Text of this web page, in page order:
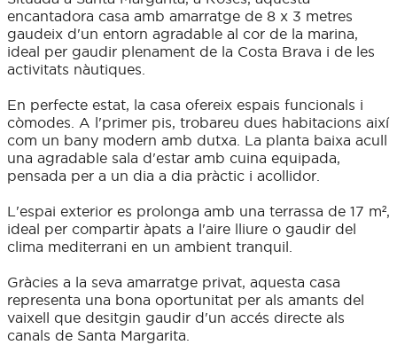
encantadora casa amb amarratge de 8 x 3 metres
gaudeix d'un entorn agradable al cor de la marina,
ideal per gaudir plenament de la Costa Brava i de les
activitats nàutiques.
En perfecte estat, la casa ofereix espais funcionals i
còmodes. A l'primer pis, trobareu dues habitacions així
com un bany modern amb dutxa. La planta baixa acull
una agradable sala d'estar amb cuina equipada,
pensada per a un dia a dia pràctic i acollidor.
L'espai exterior es prolonga amb una terrassa de 17 m²,
ideal per compartir àpats a l'aire lliure o gaudir del
clima mediterrani en un ambient tranquil.
Gràcies a la seva amarratge privat, aquesta casa
representa una bona oportunitat per als amants del
vaixell que desitgin gaudir d'un accés directe als
canals de Santa Margarita.